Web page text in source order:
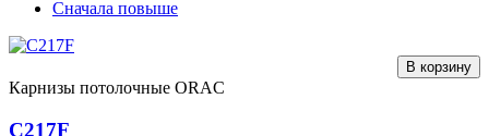
Сначала повыше
В корзину
Карнизы потолочные ORAC
C217F